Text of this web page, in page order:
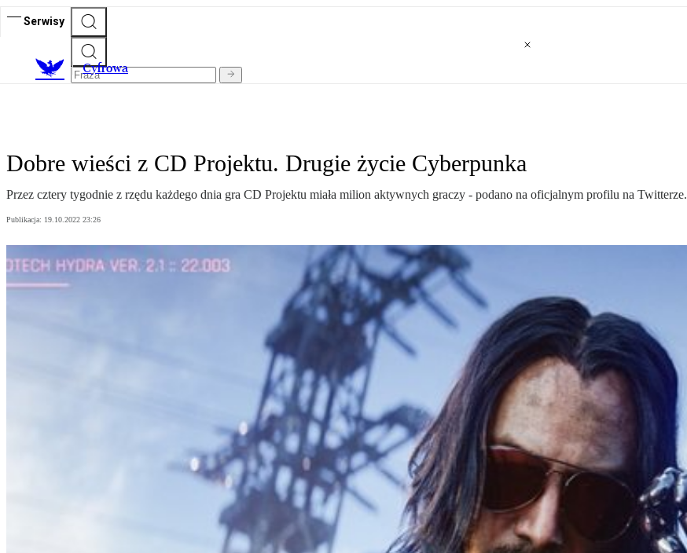
Serwisy
Cyfrowa
Dobre wieści z CD Projektu. Drugie życie Cyberpunka
Przez cztery tygodnie z rzędu każdego dnia gra CD Projektu miała milion aktywnych graczy - podano na oficjalnym profilu na Twitterze.
Publikacja: 19.10.2022 23:26